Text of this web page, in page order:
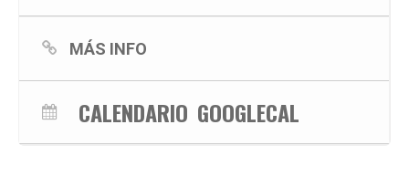
MÁS INFO
CALENDARIO GOOGLECAL